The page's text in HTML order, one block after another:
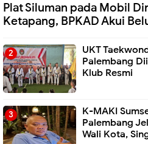
Plat Siluman pada Mobil
Ketapang, BPKAD Akui
UKT
Palembang
Klub Resmi
K-MAKI
Palembang
Wali Kota,